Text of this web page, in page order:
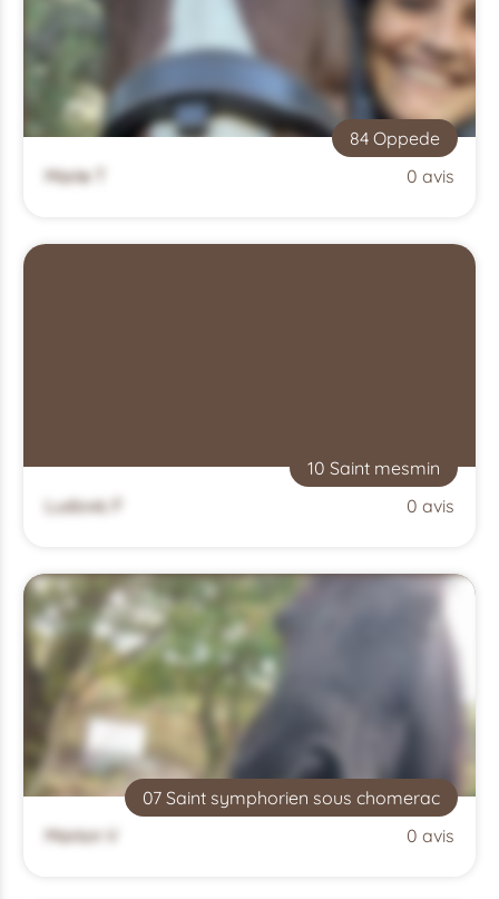
84 Oppede
Marie T
0 avis
10 Saint mesmin
Ludovic F
0 avis
07 Saint symphorien sous chomerac
Marion V
0 avis